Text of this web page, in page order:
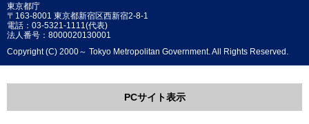
東京都庁
〒163-8001 東京都新宿区西新宿2-8-1
電話：03-5321-1111(代表)
法人番号：8000020130001
Copyright (C) 2000～ Tokyo Metropolitan Government. All Rights Reserved.
PCサイト表示